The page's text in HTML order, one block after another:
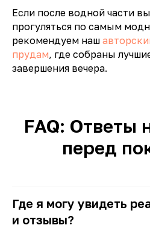
Если после водной части
прогуляться по самым
рекомендуем наш
прудам, где собраны
завершения вечера.
FAQ: Ответы
перед
Где я могу увидеть
и отзывы?